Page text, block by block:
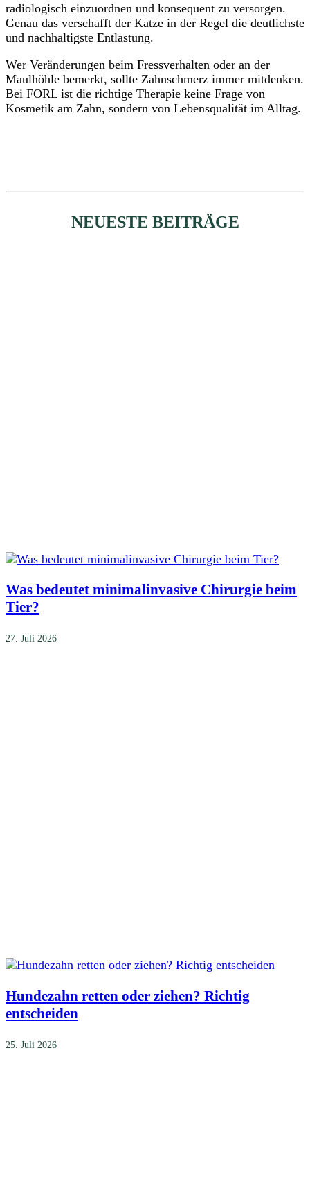
radiologisch einzuordnen und konsequent zu versorgen.
Genau das verschafft der Katze in der Regel die deutlichste
und nachhaltigste Entlastung.
Wer Veränderungen beim Fressverhalten oder an der
Maulhöhle bemerkt, sollte Zahnschmerz immer mitdenken.
Bei FORL ist die richtige Therapie keine Frage von
Kosmetik am Zahn, sondern von Lebensqualität im Alltag.
NEUESTE BEITRÄGE
Was bedeutet minimalinvasive Chirurgie beim
Tier?
27. Juli 2026
Hundezahn retten oder ziehen? Richtig
entscheiden
25. Juli 2026